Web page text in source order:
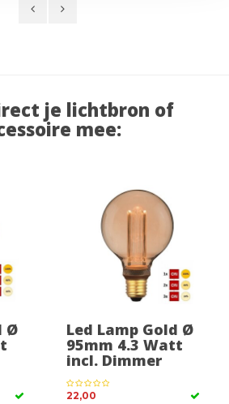
je lichtbron of
mee:
Ø Led Lamp Gold Ø
95mm 4.3 Watt
incl. Dimmer
22,00